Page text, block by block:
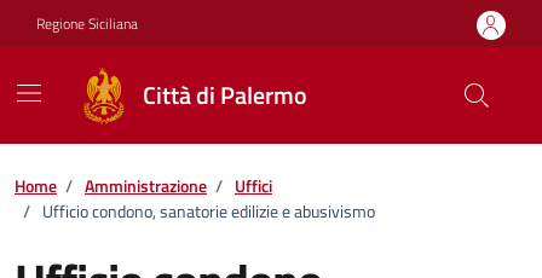
Vai ai contenuti
Vai al footer
Regione Siciliana
Città di Palermo
Home / Amministrazione / Uffici
/ Ufficio condono, sanatorie edilizie e abusivismo